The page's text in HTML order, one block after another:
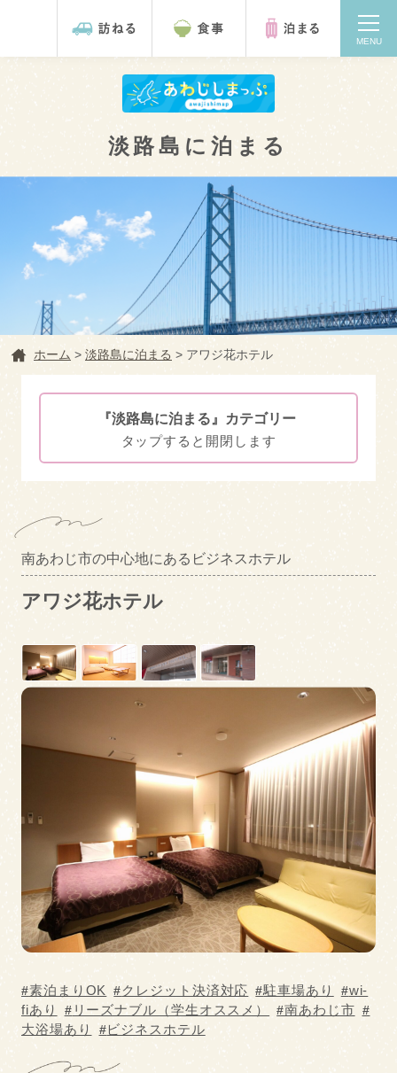
MENU
淡路島を訪ねる
淡路島で食事
淡路島に泊まる
絞り込み検索
トピックス
淡路島に泊まる
ホーム > 淡路島に泊まる > アワジ花ホテル
南あわじ市の中心地にあるビジネスホテル
アワジ花ホテル
素泊まりOK クレジット決済対応 駐車場あり
wi-
fiあり
リーズナブル（学生オススメ）
南あわじ市
大浴場あり
ビジネスホテル
『淡路島に泊まる』カテゴリー
エリアカテゴリー
淡路市
漁業体験あり
釣った魚を調理 プールあり
駐車場あり ペットOK
wi-fiあり
リーズナブル（学生
オススメ）
エステあり オーシャンビュー
大浴場あり 温泉あり
宿泊カテゴリー
キャンプ場・コテー
ビジネスホテル